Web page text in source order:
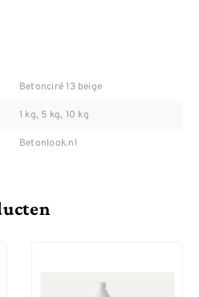
Betonciré 13 beige
1 kg, 5 kg, 10 kg
Betonlook.nl